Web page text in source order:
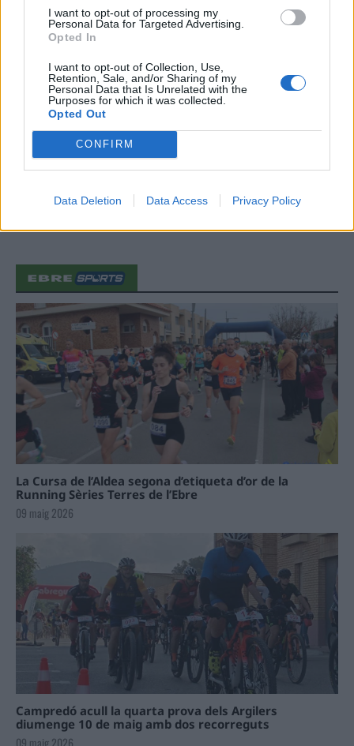
I want to opt-out of processing my
Personal Data for Targeted Advertising.
Opted In
I want to opt-out of Collection, Use,
Retention, Sale, and/or Sharing of my
Personal Data that Is Unrelated with the
Purposes for which it was collected.
Opted Out
CONFIRM
Data Deletion Data Access Privacy Policy
“L’eclipsi serà una oportunitat també
31 de juliol de 2026
Festes
31 de juliol de 2026
Carrega més
La Cursa de l’Aldea segona d’etiqueta d’or de la
Running Sèries Terres de l’Ebre
09 maig 2026
Campredó acull la quarta prova dels Argilers
diumenge 10 de maig amb dos recorreguts
09 maig 2026